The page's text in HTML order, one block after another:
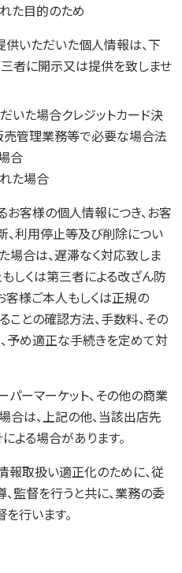
た目的のため
供いただいた個人情報は、下
者に開示又は提供を致しませ
いた場合クレジットカード決
売管理業務等で必要な場合法
合
た場合
お客様の個人情報につき、お客
、利用停止等及び削除につい
場合は、遅滞なく対応致しま
しくは第三者による改ざん防
客様ご本人もしくは正規の
との確認方法、手数料、その
予め適正な手続きを定めて対
パーマーケット、その他の商業
合は、上記の他、当該出店先
よる場合があります。
報取扱い適正化のために、従
監督を行うと共に、業務の委
行います。